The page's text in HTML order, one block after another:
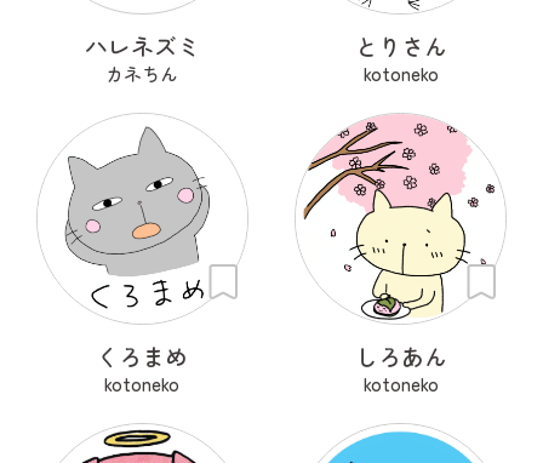
ハレネズミ
カネちん
とりさん
kotoneko
くろまめ
kotoneko
しろあん
kotoneko